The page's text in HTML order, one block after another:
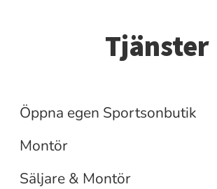
Tjänster
Ny cykelbutik - Franchise
Öppna egen Sportsonbutik
Montör
Säljare & Montör